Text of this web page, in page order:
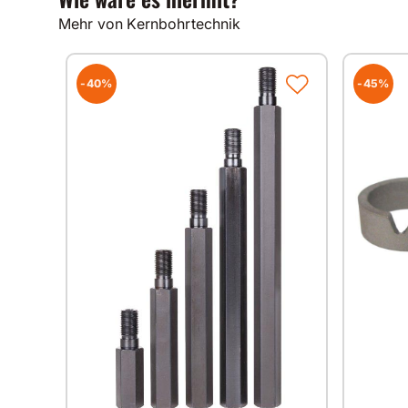
Mehr von Kernbohrtechnik
-40% -45%